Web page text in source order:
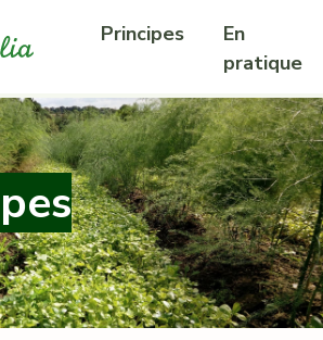
Principes
En
pratique